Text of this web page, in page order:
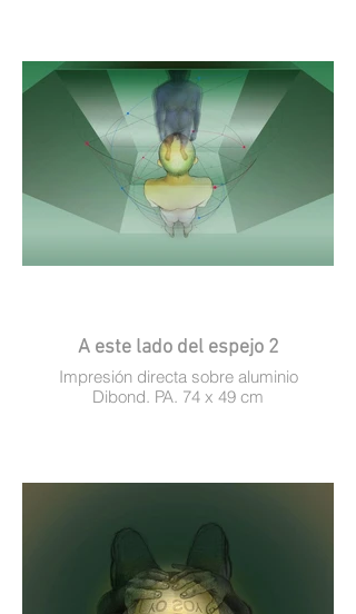
A este lado del espejo 2
Impresión directa sobre aluminio
Dibond. PA. 74 x 49 cm